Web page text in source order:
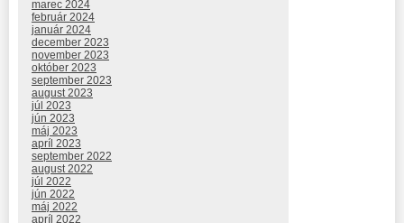
marec 2024
február 2024
január 2024
december 2023
november 2023
október 2023
september 2023
august 2023
júl 2023
jún 2023
máj 2023
apríl 2023
september 2022
august 2022
júl 2022
jún 2022
máj 2022
apríl 2022